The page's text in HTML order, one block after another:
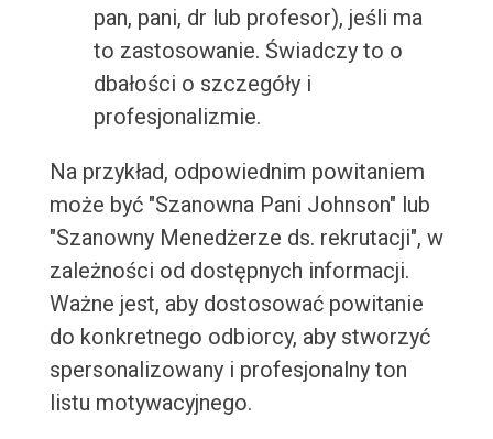
pan, pani, dr lub profesor), jeśli ma
to zastosowanie. Świadczy to o
dbałości o szczegóły i
profesjonalizmie.
Na przykład, odpowiednim powitaniem
może być "Szanowna Pani Johnson" lub
"Szanowny Menedżerze ds. rekrutacji", w
zależności od dostępnych informacji.
Ważne jest, aby dostosować powitanie
do konkretnego odbiorcy, aby stworzyć
spersonalizowany i profesjonalny ton
listu motywacyjnego.